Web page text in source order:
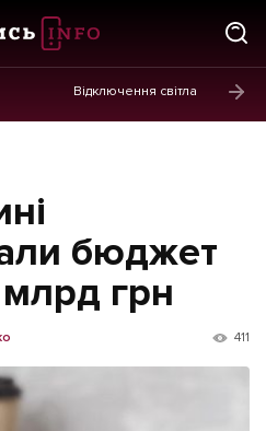
Відключення світла
бюджет
грн
411